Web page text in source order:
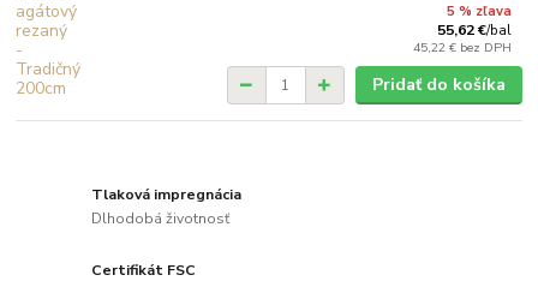
5 % zľava
55,62 €/bal
45,22 € bez DPH
Pridať do košíka
Tlaková impregnácia
Dlhodobá životnosť
Certifikát FSC